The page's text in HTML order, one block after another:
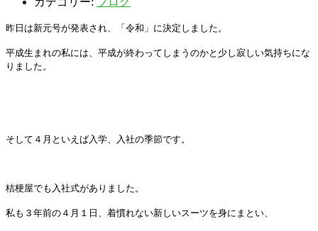
昨日は新元号が発表され、「令和」に決定しました。
平成生まれの私には、平成が終わってしまうのかと少し寂しい気持ちにな
りました。
そして４月といえば入学、入社の季節です。
桔梗屋でも入社式がありました。
私も３年前の４月１日、着慣れない新しいスーツを身にまとい、